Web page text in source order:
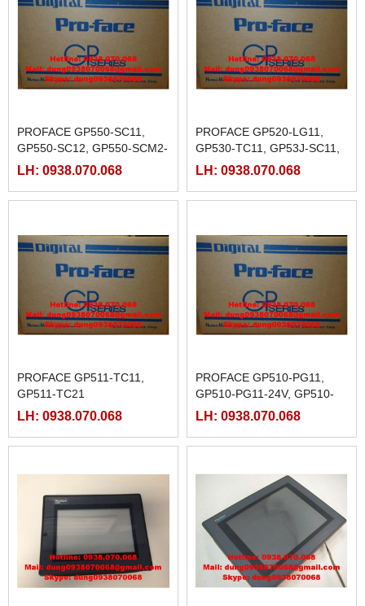
PROFACE GP550-SC11,
GP550-SC12, GP550-SCM2-
220, GP550-TC11, GP550-
24V,GP550-TCM2-220
LH: 0938.070.068
PROFACE GP520-LG11,
GP530-TC11, GP53J-SC11,
GP53J-SCE1-220, GP53J-
LH: 0938.070.068
PROFACE GP511-TC11,
GP511-TC21
LH: 0938.070.068
PROFACE GP510-PG11,
GP510-PG11-24V, GP510-
TC11,
LH: 0938.070.068